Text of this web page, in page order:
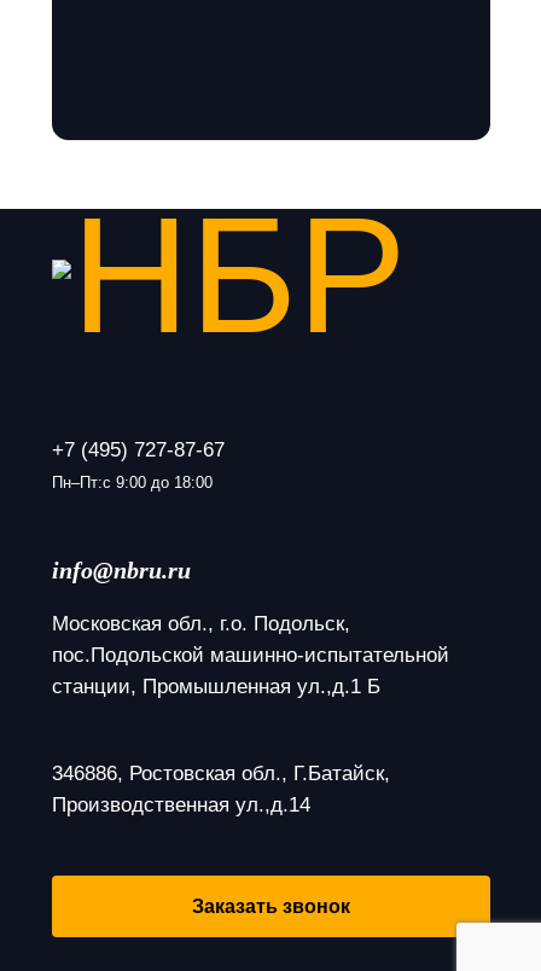
+7 (495) 727-87-67
Пн–Пт:с 9:00 до 18:00
info@nbru.ru
Московская обл., г.о. Подольск,
пос.Подольской машинно-испытательной
станции, Промышленная ул.,д.1 Б
346886, Ростовская обл., Г.Батайск,
Производственная ул.,д.14
Заказать звонок